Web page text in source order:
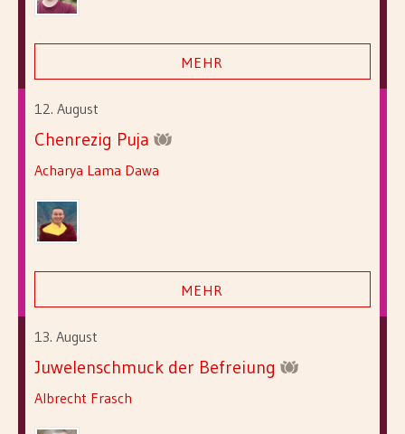
MEHR
12. August
Chenrezig Puja
Acharya Lama Dawa
MEHR
13. August
Juwelenschmuck der Befreiung
Albrecht Frasch